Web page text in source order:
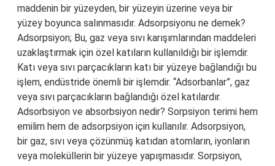
maddenin bir yüzeyden, bir yüzeyin üzerine veya bir
yüzey boyunca salınmasıdır. Adsorpsiyonu ne demek?
Adsorpsiyon; Bu, gaz veya sıvı karışımlarından maddeleri
uzaklaştırmak için özel katıların kullanıldığı bir işlemdir.
Katı veya sıvı parçacıkların katı bir yüzeye bağlandığı bu
işlem, endüstride önemli bir işlemdir. “Adsorbanlar”, gaz
veya sıvı parçacıkların bağlandığı özel katılardır.
Adsorbsiyon ve absorbsiyon nedir? Sorpsiyon terimi hem
emilim hem de adsorpsiyon için kullanılır. Adsorpsiyon,
bir gaz, sıvı veya çözünmüş katıdan atomların, iyonların
veya moleküllerin bir yüzeye yapışmasıdır. Sorpsiyon,